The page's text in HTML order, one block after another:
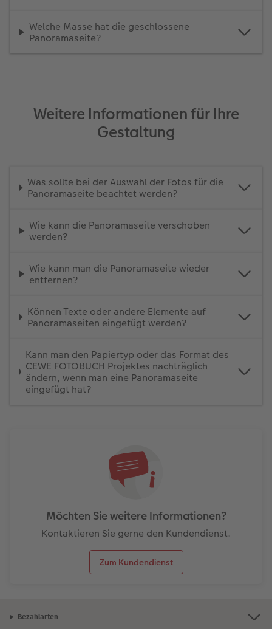
Welche Masse hat die geschlossene
Panoramaseite?
Weitere Informationen für Ihre
Gestaltung
Was sollte bei der Auswahl der Fotos für die
Panoramaseite beachtet werden?
Wie kann die Panoramaseite verschoben
werden?
Wie kann man die Panoramaseite wieder
entfernen?
Können Texte oder andere Elemente auf
Panoramaseiten eingefügt werden?
Kann man den Papiertyp oder das Format des
CEWE FOTOBUCH Projektes nachträglich
ändern, wenn man eine Panoramaseite
eingefügt hat?
Möchten Sie weitere Informationen?
Kontaktieren Sie gerne den Kundendienst.
Zum Kundendienst
Bezahlarten